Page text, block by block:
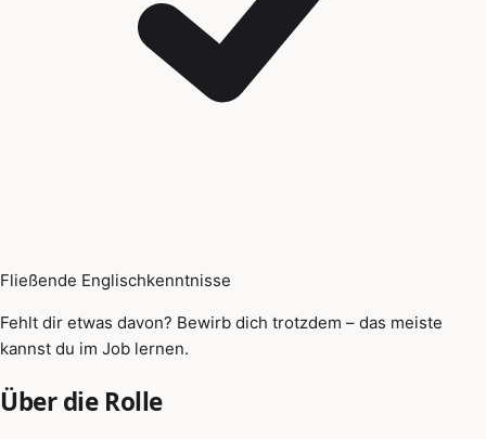
Fließende Englischkenntnisse
Fehlt dir etwas davon? Bewirb dich trotzdem – das meiste
kannst du im Job lernen.
Über die Rolle